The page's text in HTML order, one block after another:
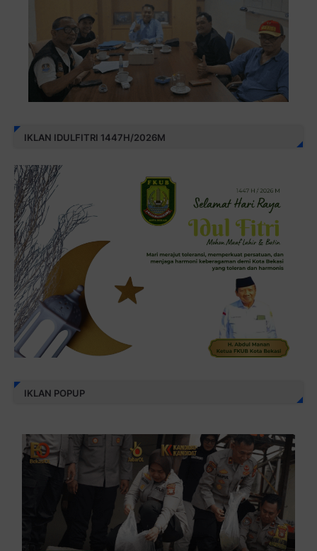
IKLAN IDULFITRI 1447H/2026M
IKLAN POPUP